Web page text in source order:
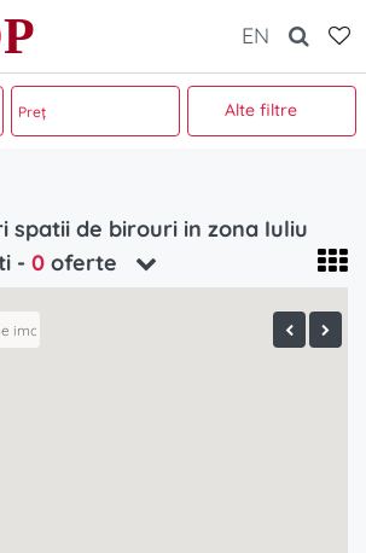
EN
Alte filtre
spatii de birouri in zona Iuliu Maniu Bucuresti
spatii de birouri in zona Iuliu
- 0 oferte